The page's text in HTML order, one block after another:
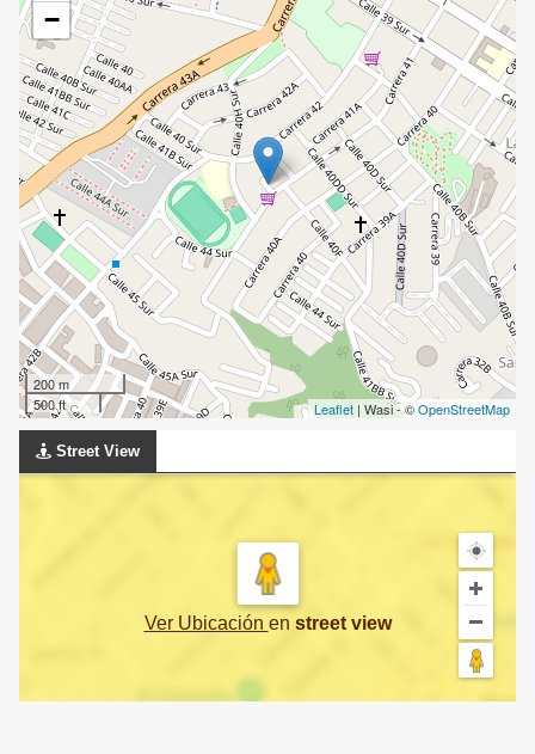
−
200 m
500 ft
Leaflet | Wasi - ©OpenStreetMap
Street View
Ver Ubicación en street view